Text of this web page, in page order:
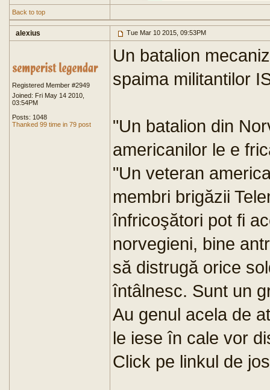
Back to top
alexius Tue Mar 10 2015, 09:53PM
Registered Member #2949
Joined: Fri May 14 2010,
03:54PM
Posts: 1048
Thanked 99 time in 79 post
Un batalion
spaima militantilor
"Un batalion din
americanilor le e
"Un veteran
membri brigăzii
înfricoşători pot fi
norvegieni, bine
să distrugă orice
întâlnesc. Sunt un
Au genul acela de
le iese în cale vor
Click pe linkul de